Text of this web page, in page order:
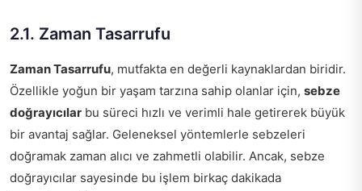
2.1. Zaman Tasarrufu
Zaman Tasarrufu, mutfakta en değerli kaynaklardan biridir.
Özellikle yoğun bir yaşam tarzına sahip olanlar için, sebze
doğrayıcılar bu süreci hızlı ve verimli hale getirerek büyük
bir avantaj sağlar. Geleneksel yöntemlerle sebzeleri
doğramak zaman alıcı ve zahmetli olabilir. Ancak, sebze
doğrayıcılar sayesinde bu işlem birkaç dakikada